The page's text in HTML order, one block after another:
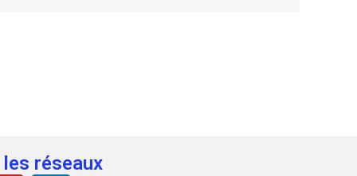
réseaux